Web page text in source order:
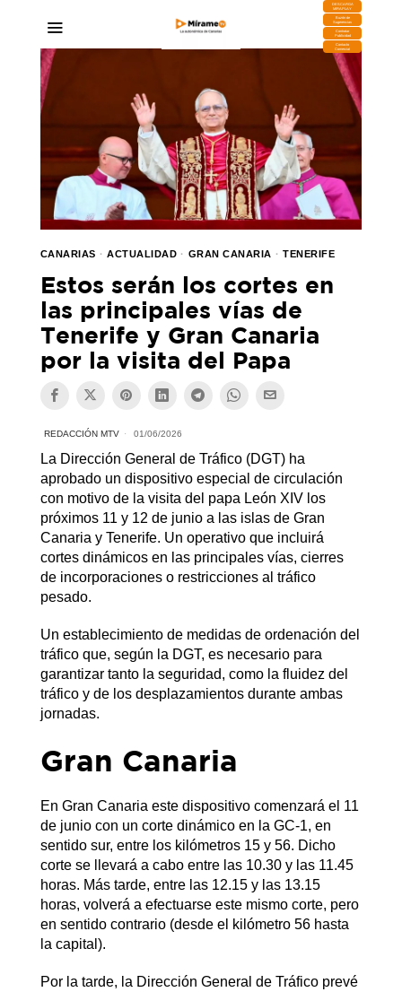
DESCARGA
MIRAPLAY
Buzón de
Sugerencias
Contratar
Publicidad
Contacto
Comercial
CANARIAS · ACTUALIDAD · GRAN CANARIA · TENERIFE
Estos serán los cortes en
las principales vías de
Tenerife y Gran Canaria
por la visita del Papa
REDACCIÓN MTV 01/06/2026
La Dirección General de Tráfico (DGT) ha
aprobado un dispositivo especial de circulación
con motivo de la visita del papa León XIV los
próximos 11 y 12 de junio a las islas de Gran
Canaria y Tenerife. Un operativo que incluirá
cortes dinámicos en las principales vías, cierres
de incorporaciones o restricciones al tráfico
pesado.
Un establecimiento de medidas de ordenación del
tráfico que, según la DGT, es necesario para
garantizar tanto la seguridad, como la fluidez del
tráfico y de los desplazamientos durante ambas
jornadas.
Gran Canaria
En Gran Canaria este dispositivo comenzará el 11
de junio con un corte dinámico en la GC-1, en
sentido sur, entre los kilómetros 15 y 56. Dicho
corte se llevará a cabo entre las 10.30 y las 11.45
horas. Más tarde, entre las 12.15 y las 13.15
horas, volverá a efectuarse este mismo corte, pero
en sentido contrario (desde el kilómetro 56 hasta
la capital).
Por la tarde, la Dirección General de Tráfico prevé